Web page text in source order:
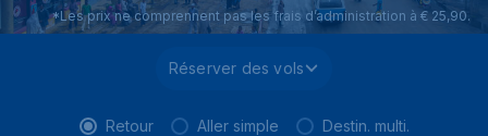
*Les prix ne comprennent pas les frais d’administration à € 25,90.
Réserver des vols
Retour Aller simple Destin. multi.